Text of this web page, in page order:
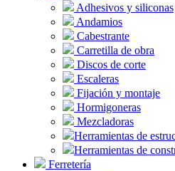
Adhesivos y siliconas
Andamios
Cabestrante
Carretilla de obra
Discos de corte
Escaleras
Fijación y montaje
Hormigoneras
Mezcladoras
Herramientas de
Herramientas de
Ferretería